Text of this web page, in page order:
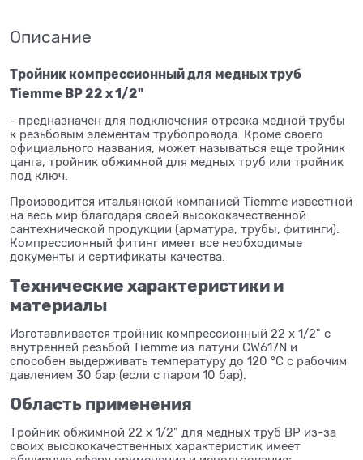
Описание
Тройник компрессионный для медных труб
Tiemme ВР 22 х 1/2"
- предназначен для подключения отрезка медной трубы
к резьбовым элементам трубопровода. Кроме своего
официального названия, может называться еще тройник
цанга, тройник обжимной для медных труб или тройник
под ключ.
Производится итальянской компанией Tiemme известной
на весь мир благодаря своей высококачественной
сантехнической продукции (арматура, трубы, фитинги).
Компрессионный фитинг имеет все необходимые
документы и сертификаты качества.
Технические характеристики и
материалы
Изготавливается тройник компрессионный 22 x 1/2" с
внутренней резьбой Tiemme из латуни CW617N и
способен выдерживать температуру до 120 °C с рабочим
давлением 30 бар (если с паром 10 бар).
Область применения
Тройник обжимной 22 x 1/2" для медных труб ВР из-за
своих высококачественных характеристик имеет